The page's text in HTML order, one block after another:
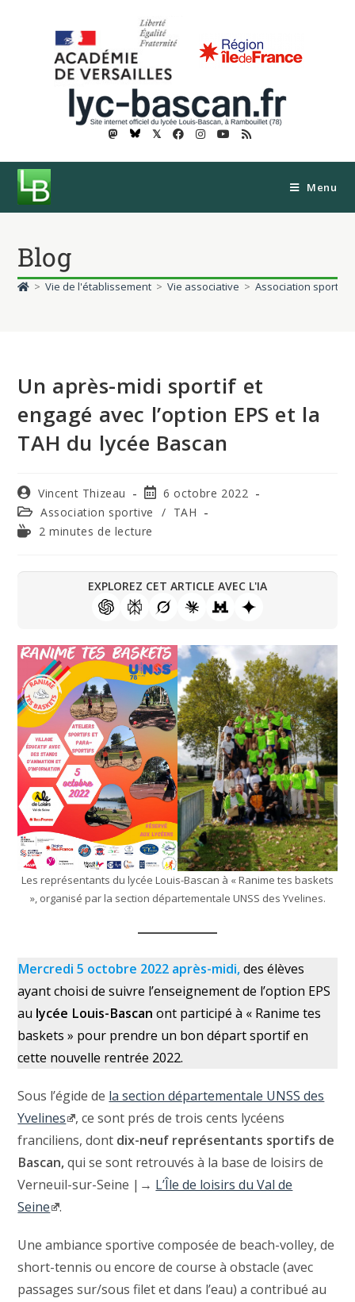
𝕏
Menu
Blog
> Vie de l'établissement > Vie associative > Association sportive
Un après-midi sportif et
engagé avec l’option EPS et la
TAH du lycée Bascan
Vincent Thizeau
6 octobre 2022
Association sportive
/ TAH
2 minutes de lecture
EXPLOREZ CET ARTICLE AVEC L'IA
Les représentants du lycée Louis-Bascan à « Ranime tes baskets
», organisé par la section départementale UNSS des Yvelines.
Mercredi 5 octobre 2022 après-midi,des élèves
ayant choisi de suivre l’enseignement de l’option EPS
au lycée Louis-Bascan ont participé à « Ranime tes
baskets » pour prendre un bon départ sportif en
cette nouvelle rentrée 2022.
Sous l’égide de la section départementale UNSS des
Yvelines
, ce sont prés de trois cents lycéens
franciliens, dont dix-neuf représentants sportifs de
Bascan,qui se sont retrouvés à la base de loisirs de
Verneuil-sur-Seine |→ L’Île de loisirs du Val de
Seine
.
Une ambiance sportive composée de beach-volley, de
short-tennis ou encore de course à obstacle (avec
passages sur/sous filet et dans l’eau) a contribué au